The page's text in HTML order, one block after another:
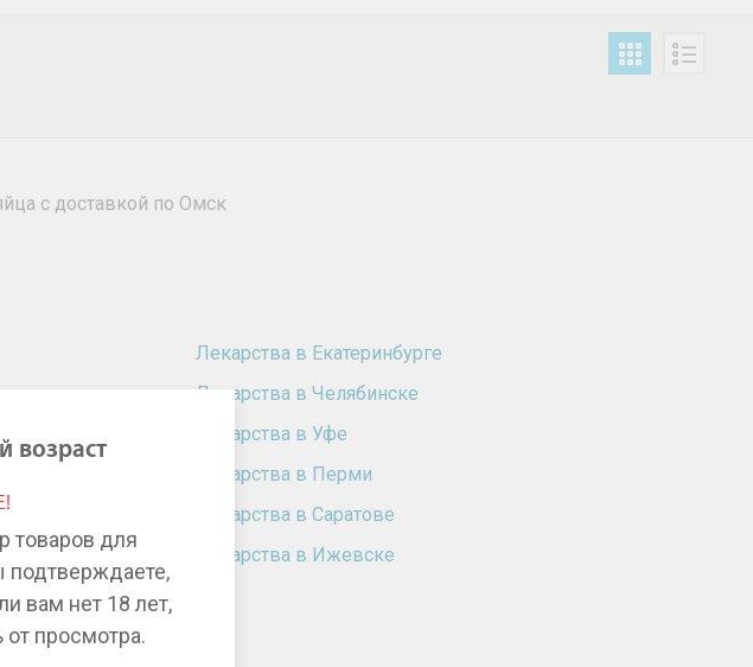
с доставкой по Омск
Лекарства в Екатеринбурге
Лекарства в Челябинске
Лекарства в Уфе
Лекарства в Перми
Лекарства в Саратове
Лекарства в Ижевске
возраст
товаров для
подтверждаете,
вам нет 18 лет,
от просмотра.